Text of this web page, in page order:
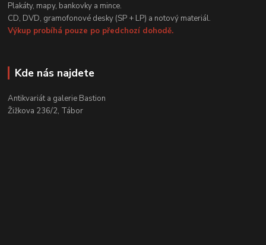
Plakáty, mapy, bankovky a mince.
CD, DVD, gramofonové desky (SP + LP) a notový materiál.
Výkup probíhá pouze po předchozí dohodě.
Kde nás najdete
Antikvariát a galerie Bastion
Žižkova 236/2, Tábor